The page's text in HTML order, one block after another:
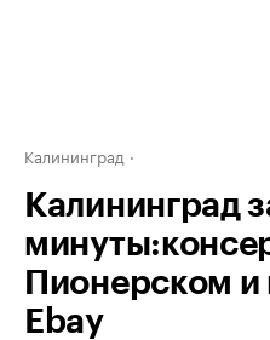
Калининград
Калининград
Пионерском и
Ebay